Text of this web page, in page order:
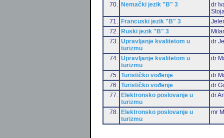
70.
Nemački jezik "B" 3
dr
71.
Francuski jezik "B" 3
72.
Ruski jezik "B" 3
73.
Upravljanje kvalitetom u
turizmu
dr
74.
Upravljanje kvalitetom u
turizmu
dr
75. Turističko vođenje
dr
76.
Turističko vođenje
dr
77.
Elektronsko poslovanje u
turizmu
dr
78.
Elektronsko poslovanje u
turizmu
mr